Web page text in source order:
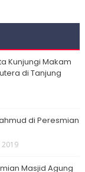
Kunjungi Makam
di Tanjung
di Peresmian
2019
Masjid Agung